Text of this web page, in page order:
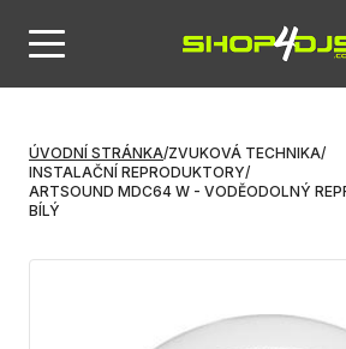
ÚVODNÍ STRÁNKA/ZVUKOVÁ TECHNIKA/
INSTALAČNÍ REPRODUKTORY/
ARTSOUND MDC64 W - VODĚODOLNÝ
BÍLÝ